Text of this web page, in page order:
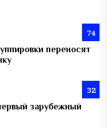
74
переносят
32
зарубежный